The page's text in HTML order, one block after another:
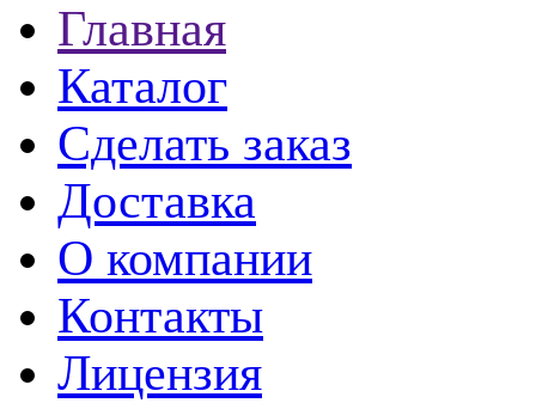
Главная
Каталог
Сделать заказ
Доставка
О компании
Контакты
Лицензия